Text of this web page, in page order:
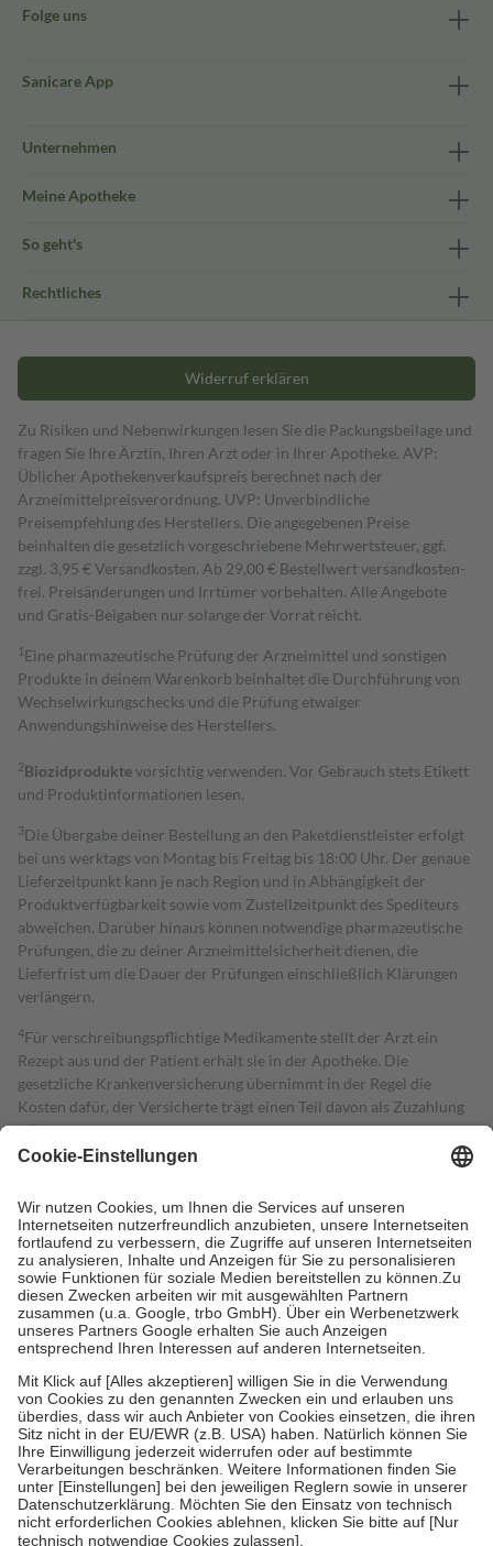
Folge uns
Sanicare App
Unternehmen
Meine Apotheke
So geht's
Rechtliches
Widerruf erklären
Zu Risiken und Nebenwirkungen lesen Sie die Packungsbeilage und
fragen Sie Ihre Ärztin, Ihren Arzt oder in Ihrer Apotheke. AVP:
Üblicher Apothekenverkaufspreis berechnet nach der
Arzneimittelpreisverordnung. UVP: Unverbindliche
Preisempfehlung des Herstellers. Die angegebenen Preise
beinhalten die gesetzlich vorgeschriebene Mehrwertsteuer, ggf.
zzgl. 3,95 € Versandkosten. Ab 29,00 € Bestell­wert versand­kosten­
frei. Preisänderungen und Irrtümer vorbehalten. Alle Angebote
und Gratis-Beigaben nur solange der Vorrat reicht.
1 Eine pharmazeutische Prüfung der Arzneimittel und sonstigen
Produkte in deinem Warenkorb beinhaltet die Durchführung von
Wechselwirkungschecks und die Prüfung etwaiger
Anwendungshinweise des Herstellers.
2Biozidproduktevorsichtig verwenden. Vor Gebrauch stets Etikett
und Produktinformationen lesen.
3Die Übergabe deiner Bestellung an den Paketdienstleister erfolgt
bei uns werktags von Montag bis Freitag bis 18:00 Uhr. Der genaue
Lieferzeitpunkt kann je nach Region und in Abhängigkeit der
Produktverfügbarkeit sowie vom Zustellzeitpunkt des Spediteurs
abweichen. Darüber hinaus können notwendige pharmazeutische
Prüfungen, die zu deiner Arzneimittelsicherheit dienen, die
Lieferfrist um die Dauer der Prüfungen einschließlich Klärungen
verlängern.
4Für verschreibungspflichtige Medikamente stellt der Arzt ein
Rezept aus und der Patient erhält sie in der Apotheke. Die
gesetzliche Krankenversicherung übernimmt in der Regel die
Kosten dafür, der Versicherte trägt einen Teil davon als Zuzahlung
mit.
Grundsätzlich leisten Mitglieder Zuzahlungen in Höhe von zehn
höchstens zehn Euro.
Es sind jedoch nie mehr als die tatsächlichen
Kosten der Leistung zu entrichten.
Diese Regeln gelten grundsätzlich auch für Online-Apotheken.
Bei Heilmitteln und häuslicher Krankenpflege beträgt die
Zuzahlung zehn Prozent der Kosten sowie zehn Euro je
Verordnung.
Um das Engagement der Versicherten für ihre eigene Gesundheit zu
stärken und die besondere Stellung der Familie zu unterstützen,
fallenkeine Zuzahlungenan bei:
• Kindern und Jugendlichen bis zum vollendeten 18. Lebensjahr
mit Ausnahme der Fahrkosten
• Untersuchungen zur Vorsorge und Früherkennung, die von der
GKV getragen werden
• empfohlenen Schutzimpfungen
• Harn- und Blutteststreifen